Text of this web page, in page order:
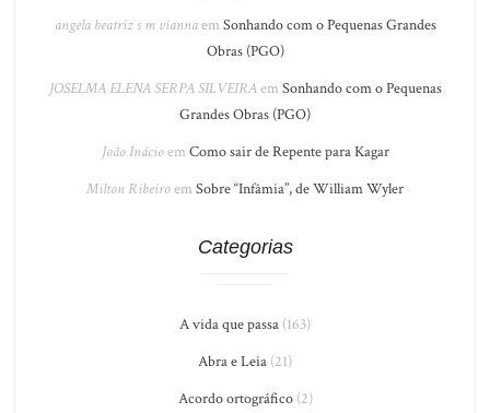
angela beatriz s m viannaem Sonhando com o Pequenas Grandes
Obras (PGO)
JOSELMA ELENA SERPA SILVEIRAem Sonhando com o Pequenas
Grandes Obras (PGO)
João Inácioem Como sair de Repente para Kagar
Milton Ribeiroem Sobre “Infâmia”, de William Wyler
Categorias
A vida que passa (163)
Abra e Leia (21)
Acordo ortográfico(2)